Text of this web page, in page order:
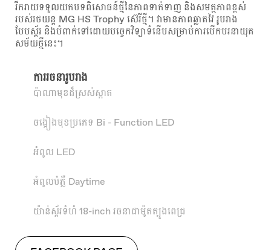
រីករាយទទួលយកបទពិសោធន៍ថ្មីនៃភាពទាក់ទាញ និងសមត្ថភាពខ្ពស់
របស់រថយន្ត MG HS Trophy ស៊េរីថ្មី។ វាមានភាពឆ្លាតវៃ រូបរាង
បែបស្ព័រ និងបំពាក់ទៅដោយបច្ចេកវិទ្យាទំនើបសម្រាប់ការបើកបរនាយុគ
សម័យថ្មីនេះ។
ការរចនារូបរាង
ប៉ាណាមុខដ៏ស្រស់ស្អាត
ចង្កៀងមុខប្រភេទ Bi - Function LED
អំពូល LED
អំពូលបំភ្លឺ Daytime
យ៉ាន់ស្ព័រទំហំ 18-inch រចនាជាម៉ូតត្បូងពេជ្រ